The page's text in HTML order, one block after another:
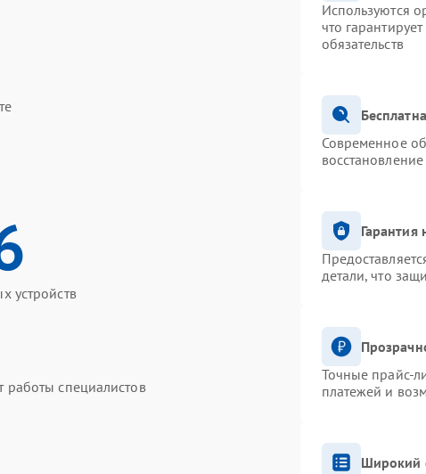
устройств
специалистов
Используются
что
обязательств
Современное
Гарантия
детали, что
Точные прайс-
платежей и
Широкий